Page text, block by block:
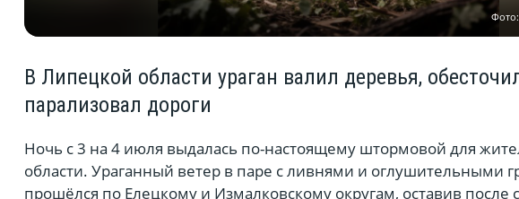
В Липецкой области ураган валил деревья,
парализовал дороги
Ночь с 3 на 4 июля выдалась по-настоящему штормовой для
области. Ураганный ветер в паре с ливнями и оглушительными
прошёлся по Елецкому и Измалковскому округам, оставив после